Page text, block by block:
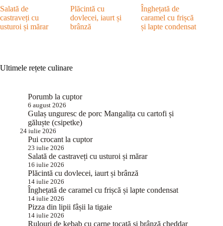
Salată de
castraveți cu
usturoi și mărar
Plăcintă cu
dovlecei, iaurt și
brânză
Înghețată de
caramel cu frișcă
și lapte condensat
Ultimele rețete culinare
Porumb la cuptor
6 august 2026
Gulaș unguresc de porc Mangalița cu cartofi și
găluște (csipetke)
24 iulie 2026
Pui crocant la cuptor
23 iulie 2026
Salată de castraveți cu usturoi și mărar
16 iulie 2026
Plăcintă cu dovlecei, iaurt și brânză
14 iulie 2026
Înghețată de caramel cu frișcă și lapte condensat
14 iulie 2026
Pizza din lipii fâșii la tigaie
14 iulie 2026
Rulouri de kebab cu carne tocată și brânză cheddar